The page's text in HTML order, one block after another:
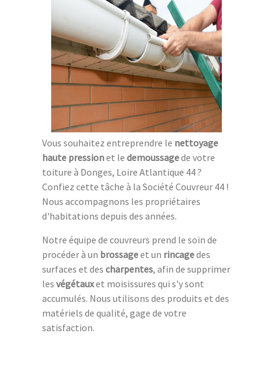
Vous souhaitez entreprendre le nettoyage
haute pressionet le demoussagede votre
toiture à Donges, Loire Atlantique 44 ?
Confiez cette tâche à la Société Couvreur 44 !
Nous accompagnons les propriétaires
d'habitations depuis des années.
Notre équipe de couvreurs prend le soin de
procéder à un brossageet un rincagedes
surfaces et des charpentes, afin de supprimer
les végétauxet moisissures qui s'y sont
accumulés. Nous utilisons des produits et des
matériels de qualité, gage de votre
satisfaction.